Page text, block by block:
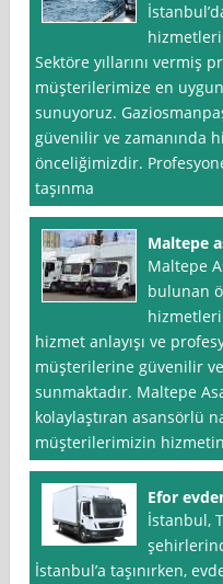
Sektöre yıllarını vermiş
müşterilerimize en
sunuyoruz.
güvenilir ve zamanında
önceliğimizdir.
taşınma
Maltepe
Maltepe
bulunan
hizmetleri
hizmet anlayışı ve
müşterilerine güvenilir
sunmaktadır. Maltepe
kolaylaştıran asansörlü
müşterilerimizin
Efor
İstanbul,
İstanbul’a taşınırken,